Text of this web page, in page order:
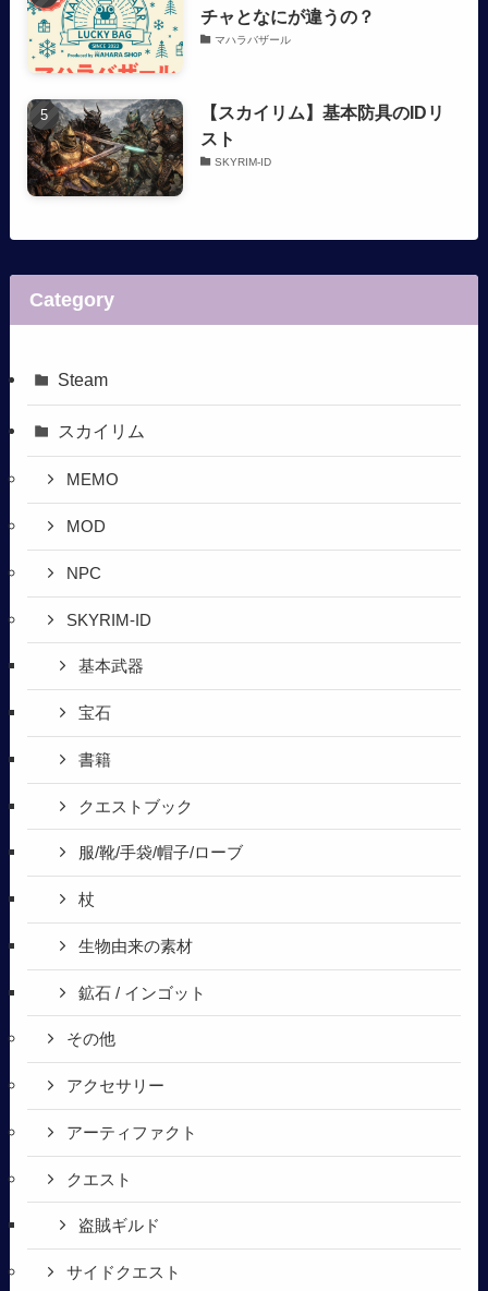
チャとなにが違うの？
マハラバザール
【スカイリム】基本防具のIDリ
スト
SKYRIM-ID
Category
Steam
スカイリム
MEMO
MOD
NPC
SKYRIM-ID
基本武器
宝石
書籍
クエストブック
服/靴/手袋/帽子/ローブ
杖
生物由来の素材
鉱石 / インゴット
その他
アクセサリー
アーティファクト
クエスト
盗賊ギルド
サイドクエスト